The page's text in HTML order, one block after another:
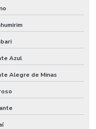
Azul
Alegre de Minas